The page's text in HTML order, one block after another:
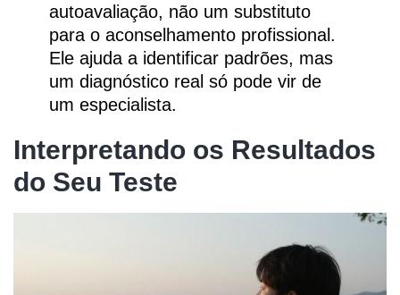
autoavaliação, não um substituto
para o aconselhamento profissional.
Ele ajuda a identificar padrões, mas
um diagnóstico real só pode vir de
um especialista.
Interpretando os Resultados
do Seu Teste